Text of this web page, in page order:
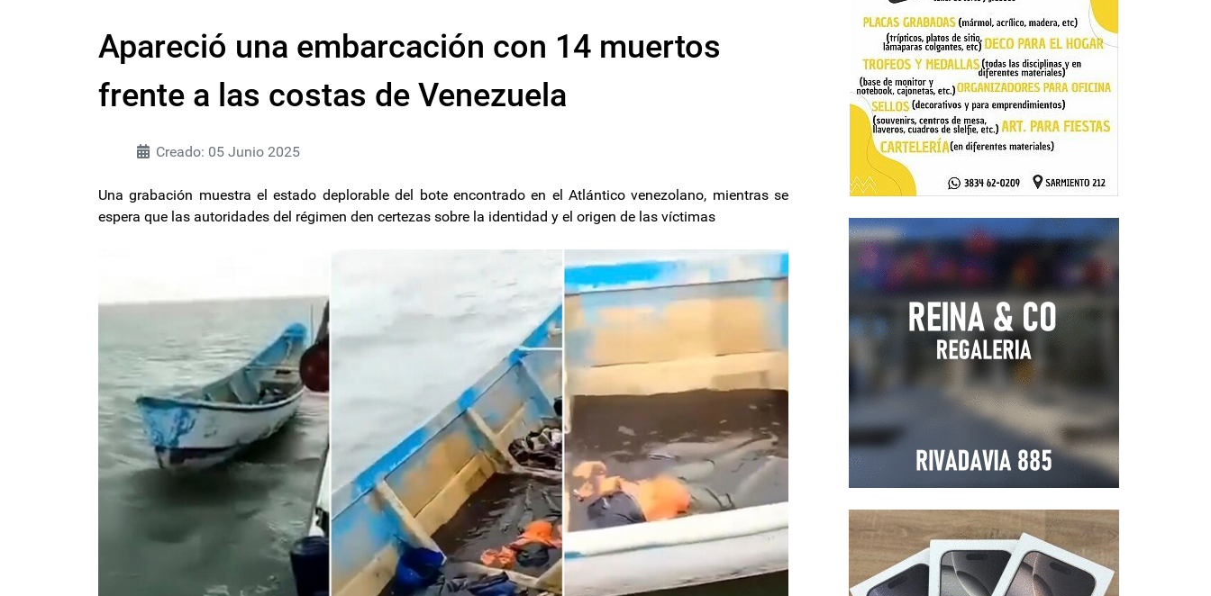
Apareció una embarcación con 14 muertos
frente a las costas de Venezuela
Creado: 05 Junio 2025
Una grabación muestra el estado deplorable del bote encontrado en el Atlántico venezolano, mientras se
espera que las autoridades del régimen den certezas sobre la identidad y el origen de las víctimas